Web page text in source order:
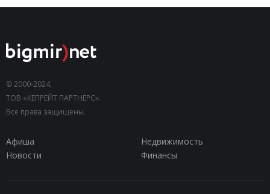
© 2000-2024,
ТОВ «КЕПРЕЙТ ПАРТНЕРС».
Все права защищены.
Афиша
Недвижимость
Новости
Финансы